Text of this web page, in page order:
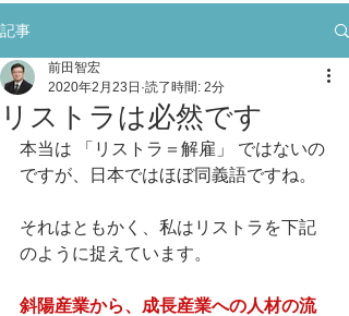
記事
リストラは必然です
前田智宏
2020年2月23日 読了時間: 2分
本当は 「リストラ＝解雇」 ではないの
ですが、日本ではほぼ同義語ですね。
それはともかく、私はリストラを下記
のように捉えています。
斜陽産業から、成長産業への人材の流